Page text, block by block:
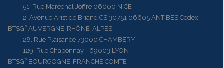
51, Rue Maréchal Joffre 06000 NICE
2, Avenue Aristide Briand CS 30751 06605 ANTIBES Cedex
BTSG² AUVERGNE-RHÔNE-ALPES
28, Rue Plaisance 73000 CHAMBERY
129, Rue Chaponnay - 69003 LYON
BTSG² BOURGOGNE-FRANCHE COMTE